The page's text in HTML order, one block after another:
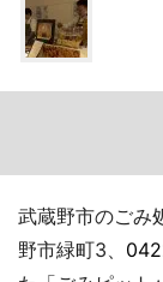
武蔵野市のごみ
野市緑町3、